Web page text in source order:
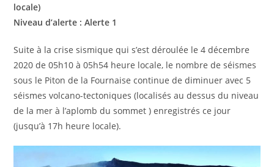
locale)
Niveau d’alerte : Alerte 1
Suite à la crise sismique qui s’est déroulée le 4 décembre
2020 de 05h10 à 05h54 heure locale, le nombre de séismes
sous le Piton de la Fournaise continue de diminuer avec 5
séismes volcano-tectoniques (localisés au dessus du niveau
de la mer à l’aplomb du sommet ) enregistrés ce jour
(jusqu’à 17h heure locale).